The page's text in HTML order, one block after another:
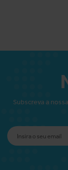
Subscreva a